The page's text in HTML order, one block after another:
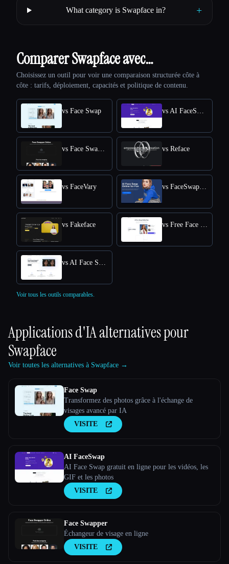
What category is Swapface in? +
Comparer Swapface avec…
Choisissez un outil pour voir une comparaison structurée côte à
côte : tarifs, déploiement, capacités et politique de contenu.
vs Face Swap vs AI FaceSwap
vs Face Swapper vs Reface
vs FaceVary vs FaceSwapper
vs Fakeface vs Free Face Swap
vs AI Face Swap App
Voir tous les outils comparables.
Applications d'IA alternatives pour
Swapface
Voir toutes les alternatives à Swapface →
Face Swap
Transformez des photos grâce à l'échange de
visages avancé par IA
VISITE
AI FaceSwap
AI Face Swap gratuit en ligne pour les vidéos, les
GIF et les photos
VISITE
Face Swapper
Échangeur de visage en ligne
VISITE